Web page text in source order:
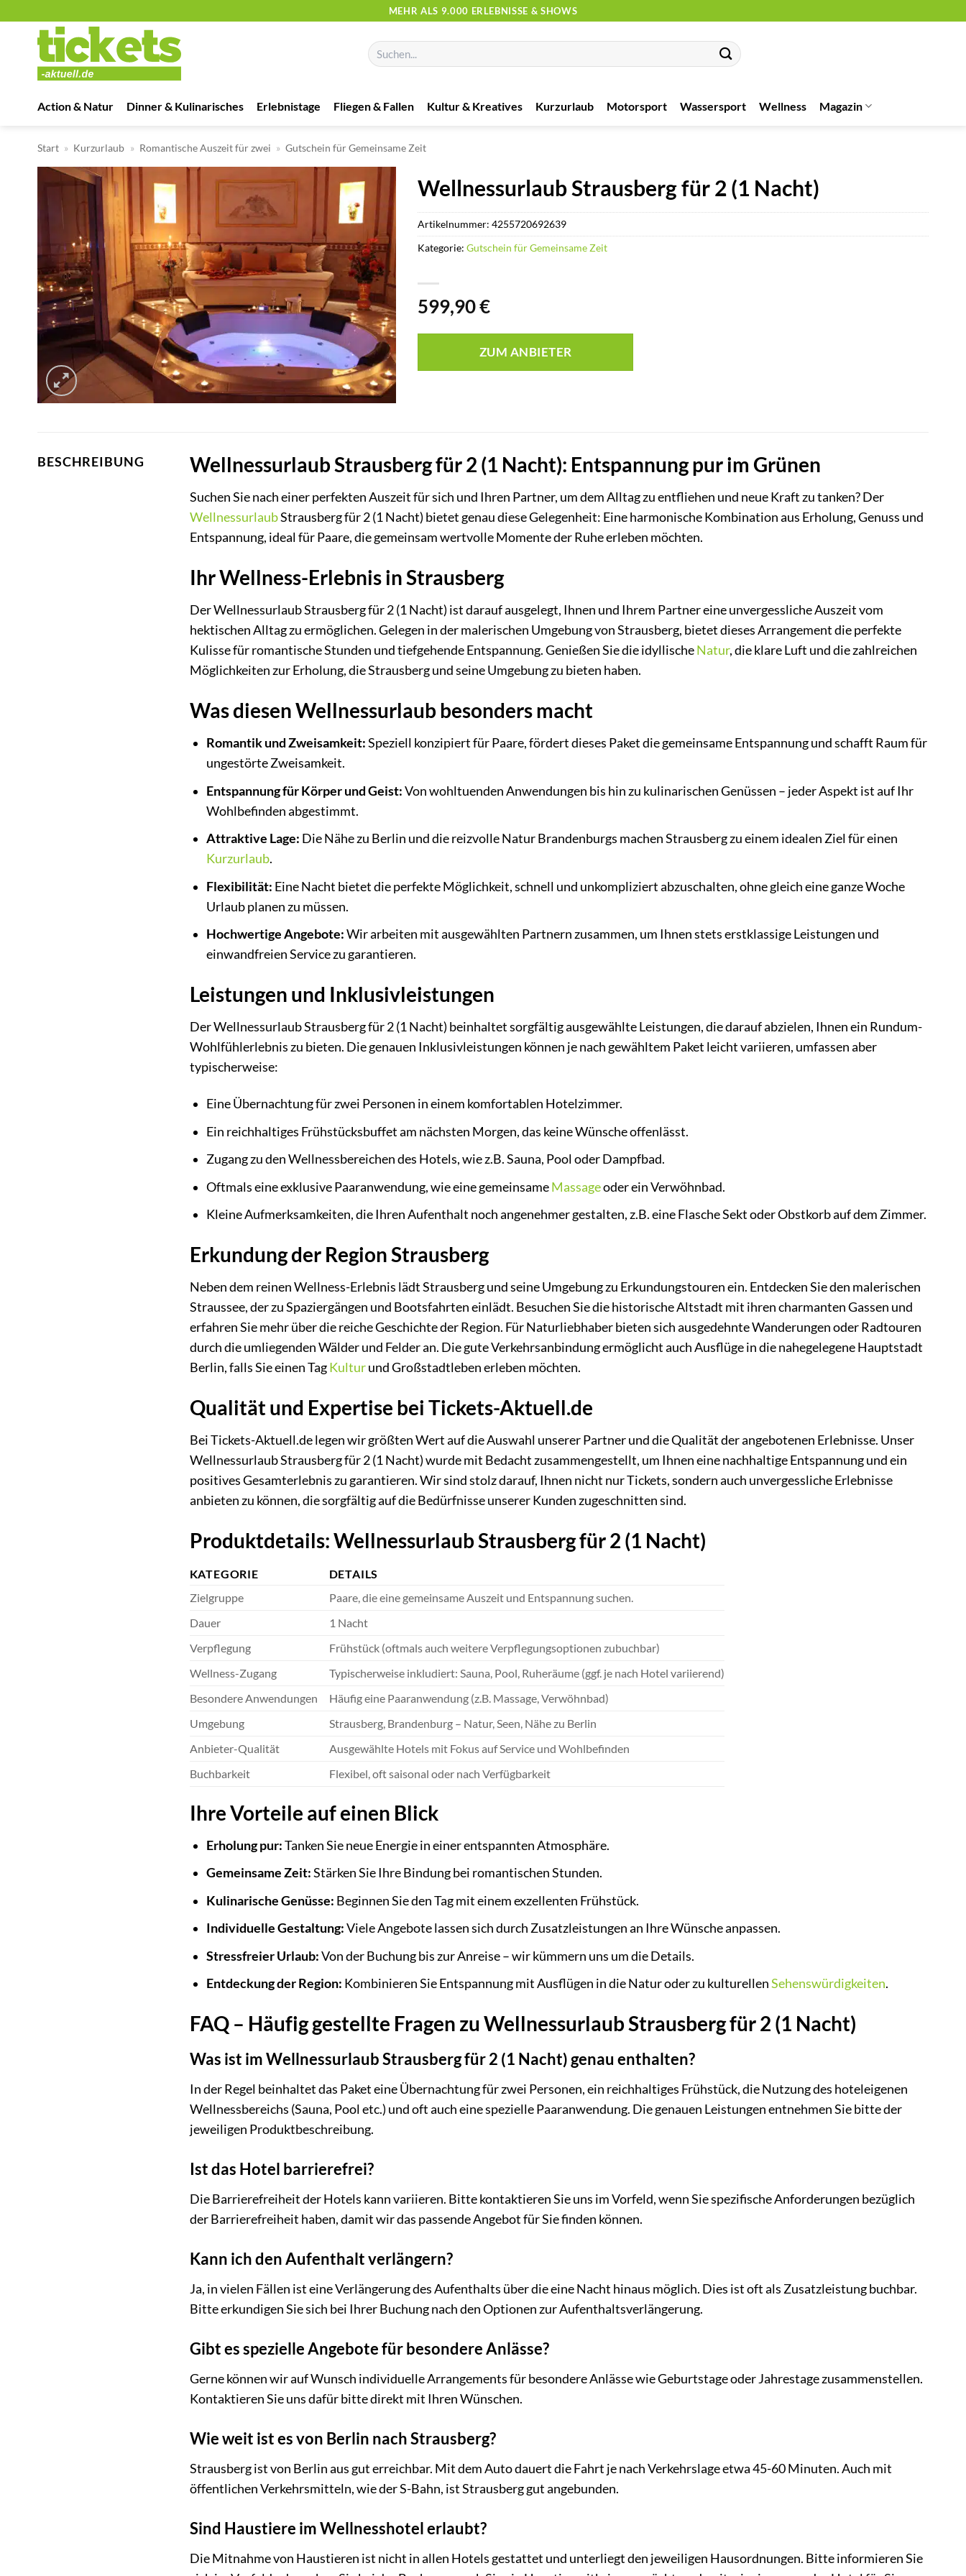
springen
MEHR ALS 9.000 ERLEBNISSE & SHOWS
Suchen
nach:
Action & Natur Dinner & Kulinarisches Erlebnistage Fliegen & Fallen Kultur & Kreatives Kurzurlaub Motorsport Wassersport Wellness Magazin
Start » Kurzurlaub » Romantische Auszeit für zwei » Gutschein für Gemeinsame Zeit
Wellnessurlaub Strausberg für 2 (1 Nacht)
599,90€
ZUM ANBIETER
Artikelnummer:4255720692639
Kategorie:Gutschein für Gemeinsame Zeit
BESCHREIBUNG Wellnessurlaub Strausberg für 2 (1 Nacht): Entspannung pur im Grünen
Suchen Sie nach einer perfekten Auszeit für sich und Ihren Partner, um dem Alltag zu entfliehen und neue Kraft zu tanken? Der
WellnessurlaubStrausberg für 2 (1 Nacht) bietet genau diese Gelegenheit: Eine harmonische Kombination aus Erholung, Genuss und
Entspannung, ideal für Paare, die gemeinsam wertvolle Momente der Ruhe erleben möchten.
Ihr Wellness-Erlebnis in Strausberg
Der Wellnessurlaub Strausberg für 2 (1 Nacht) ist darauf ausgelegt, Ihnen und Ihrem Partner eine unvergessliche Auszeit vom
hektischen Alltag zu ermöglichen. Gelegen in der malerischen Umgebung von Strausberg, bietet dieses Arrangement die perfekte
Kulisse für romantische Stunden und tiefgehende Entspannung. Genießen Sie die idyllischeNatur, die klare Luft und die zahlreichen
Möglichkeiten zur Erholung, die Strausberg und seine Umgebung zu bieten haben.
Was diesen Wellnessurlaub besonders macht
Romantik und Zweisamkeit:Speziell konzipiert für Paare, fördert dieses Paket die gemeinsame Entspannung und schafft Raum für
ungestörte Zweisamkeit.
Entspannung für Körper und Geist:Von wohltuenden Anwendungen bis hin zu kulinarischen Genüssen – jeder Aspekt ist auf Ihr
Wohlbefinden abgestimmt.
Attraktive Lage: Die Nähe zu Berlin und die reizvolle Natur Brandenburgs machen Strausberg zu einem idealen Ziel für einen
Kurzurlaub.
Flexibilität: Eine Nacht bietet die perfekte Möglichkeit, schnell und unkompliziert abzuschalten, ohne gleich eine ganze Woche
Urlaub planen zu müssen.
Hochwertige Angebote:Wir arbeiten mit ausgewählten Partnern zusammen, um Ihnen stets erstklassige Leistungen und
einwandfreien Service zu garantieren.
Leistungen und Inklusivleistungen
Der Wellnessurlaub Strausberg für 2 (1 Nacht) beinhaltet sorgfältig ausgewählte Leistungen, die darauf abzielen, Ihnen ein Rundum-
Wohlfühlerlebnis zu bieten. Die genauen Inklusivleistungen können je nach gewähltem Paket leicht variieren, umfassen aber
typischerweise:
Eine Übernachtung für zwei Personen in einem komfortablen Hotelzimmer.
Ein reichhaltiges Frühstücksbuffet am nächsten Morgen, das keine Wünsche offenlässt.
Zugang zu den Wellnessbereichen des Hotels, wie z.B. Sauna, Pool oder Dampfbad.
Oftmals eine exklusive Paaranwendung, wie eine gemeinsameMassageoder ein Verwöhnbad.
Kleine Aufmerksamkeiten, die Ihren Aufenthalt noch angenehmer gestalten, z.B. eine Flasche Sekt oder Obstkorb auf dem Zimmer.
Erkundung der Region Strausberg
Neben dem reinen Wellness-Erlebnis lädt Strausberg und seine Umgebung zu Erkundungstouren ein. Entdecken Sie den malerischen
Straussee, der zu Spaziergängen und Bootsfahrten einlädt. Besuchen Sie die historische Altstadt mit ihren charmanten Gassen und
erfahren Sie mehr über die reiche Geschichte der Region. Für Naturliebhaber bieten sich ausgedehnte Wanderungen oder Radtouren
durch die umliegenden Wälder und Felder an. Die gute Verkehrsanbindung ermöglicht auch Ausflüge in die nahegelegene Hauptstadt
Berlin, falls Sie einen TagKulturund Großstadtleben erleben möchten.
Qualität und Expertise bei Tickets-Aktuell.de
Bei Tickets-Aktuell.de legen wir größten Wert auf die Auswahl unserer Partner und die Qualität der angebotenen Erlebnisse. Unser
Wellnessurlaub Strausberg für 2 (1 Nacht) wurde mit Bedacht zusammengestellt, um Ihnen eine nachhaltige Entspannung und ein
positives Gesamterlebnis zu garantieren. Wir sind stolz darauf, Ihnen nicht nur Tickets, sondern auch unvergessliche Erlebnisse
anbieten zu können, die sorgfältig auf die Bedürfnisse unserer Kunden zugeschnitten sind.
Produktdetails: Wellnessurlaub Strausberg für 2 (1 Nacht)
KATEGORIE
DETAILS
Zielgruppe
Paare, die eine gemeinsame Auszeit und Entspannung suchen.
Dauer
1 Nacht
Verpflegung
Frühstück (oftmals auch weitere Verpflegungsoptionen zubuchbar)
Wellness-Zugang
Typischerweise inkludiert: Sauna, Pool, Ruheräume (ggf. je nach Hotel variierend)
Besondere Anwendungen
Häufig eine Paaranwendung (z.B. Massage, Verwöhnbad)
Umgebung
Strausberg, Brandenburg – Natur, Seen, Nähe zu Berlin
Anbieter-Qualität
Ausgewählte Hotels mit Fokus auf Service und Wohlbefinden
Buchbarkeit
Flexibel, oft saisonal oder nach Verfügbarkeit
Ihre Vorteile auf einen Blick
Erholung pur:Tanken Sie neue Energie in einer entspannten Atmosphäre.
Gemeinsame Zeit:Stärken Sie Ihre Bindung bei romantischen Stunden.
Kulinarische Genüsse: Beginnen Sie den Tag mit einem exzellenten Frühstück.
Individuelle Gestaltung:Viele Angebote lassen sich durch Zusatzleistungen an Ihre Wünsche anpassen.
Stressfreier Urlaub:Von der Buchung bis zur Anreise – wir kümmern uns um die Details.
Entdeckung der Region: Kombinieren Sie Entspannung mit Ausflügen in die Natur oder zu kulturellenSehenswürdigkeiten.
FAQ – Häufig gestellte Fragen zu Wellnessurlaub Strausberg für 2 (1 Nacht)
Was ist im Wellnessurlaub Strausberg für 2 (1 Nacht) genau enthalten?
In der Regel beinhaltet das Paket eine Übernachtung für zwei Personen, ein reichhaltiges Frühstück, die Nutzung des hoteleigenen
Wellnessbereichs (Sauna, Pool etc.) und oft auch eine spezielle Paaranwendung. Die genauen Leistungen entnehmen Sie bitte der
jeweiligen Produktbeschreibung.
Ist das Hotel barrierefrei?
Die Barrierefreiheit der Hotels kann variieren. Bitte kontaktieren Sie uns im Vorfeld, wenn Sie spezifische Anforderungen bezüglich
der Barrierefreiheit haben, damit wir das passende Angebot für Sie finden können.
Kann ich den Aufenthalt verlängern?
Ja, in vielen Fällen ist eine Verlängerung des Aufenthalts über die eine Nacht hinaus möglich. Dies ist oft als Zusatzleistung buchbar.
Bitte erkundigen Sie sich bei Ihrer Buchung nach den Optionen zur Aufenthaltsverlängerung.
Gibt es spezielle Angebote für besondere Anlässe?
Gerne können wir auf Wunsch individuelle Arrangements für besondere Anlässe wie Geburtstage oder Jahrestage zusammenstellen.
Kontaktieren Sie uns dafür bitte direkt mit Ihren Wünschen.
Wie weit ist es von Berlin nach Strausberg?
Strausberg ist von Berlin aus gut erreichbar. Mit dem Auto dauert die Fahrt je nach Verkehrslage etwa 45-60 Minuten. Auch mit
öffentlichen Verkehrsmitteln, wie der S-Bahn, ist Strausberg gut angebunden.
Sind Haustiere im Wellnesshotel erlaubt?
Die Mitnahme von Haustieren ist nicht in allen Hotels gestattet und unterliegt den jeweiligen Hausordnungen. Bitte informieren Sie